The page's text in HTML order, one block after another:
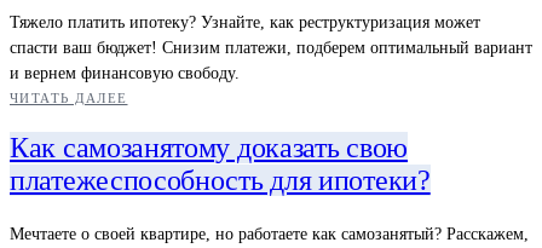
Тяжело платить ипотеку? Узнайте, как реструктуризация может
спасти ваш бюджет! Снизим платежи, подберем оптимальный вариант
и вернем финансовую свободу.
ЧИТАТЬ ДАЛЕЕ
Как самозанятому доказать свою
платежеспособность для ипотеки?
Мечтаете о своей квартире, но работаете как самозанятый? Расскажем,